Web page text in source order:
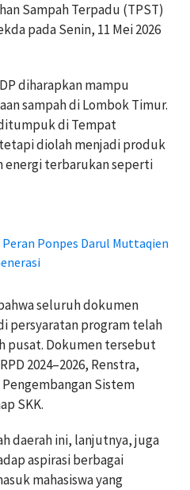
Sampah Terpadu (TPST)
pada Senin, 11 Mei 2026
diharapkan mampu
sampah di Lombok Timur.
di Tempat
diolah menjadi produk
energi terbarukan seperti
Ponpes Darul Muttaqien
seluruh dokumen
persyaratan program telah
pusat. Dokumen tersebut
2024–2026, Renstra,
Sistem
SKK.
daerah ini, lanjutnya, juga
aspirasi berbagai
mahasiswa yang